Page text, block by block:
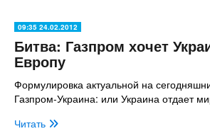
09:35 24.02.2012
Битва: Газпром хочет
Европу
Формулировка актуальной на
Газпром-Украина: или Украина отдает
Читать